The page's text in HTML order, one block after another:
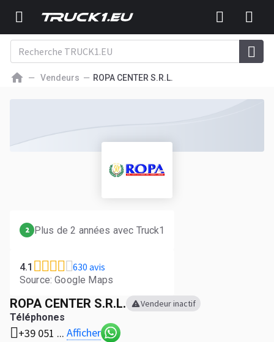
Vendeurs ROPA CENTER S.R.L.
ROPA CENTER S.R.L. Vendeur inactif
Téléphones
+39 051 ... Afficher
2 Plus de 2 années avec Truck1
4.1 630 avis
Source: Google Maps